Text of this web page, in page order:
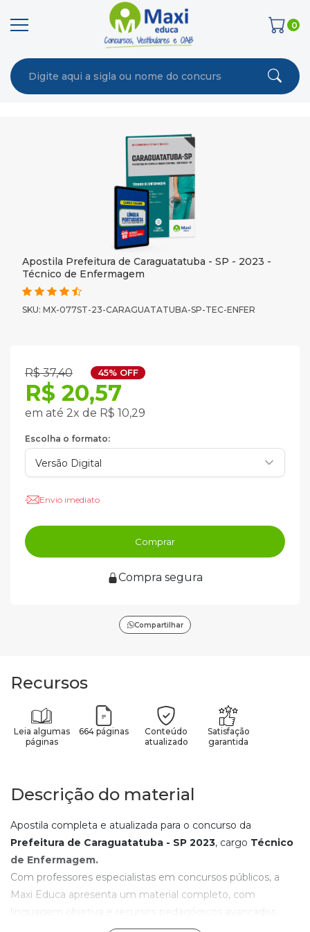
0
Apostila Prefeitura de Caraguatatuba - SP - 2023 -
Técnico de Enfermagem
SKU: MX-077ST-23-CARAGUATATUBA-SP-TEC-ENFER
R$ 37,40 45% OFF
R$ 20,57
em até 2x de R$ 10,29
Escolha o formato:
Envio imediato
Comprar
Compra segura
Compartilhar
Recursos
Leia algumas
páginas
664 páginas
Conteúdo
atualizado
Satisfação
garantida
Descrição do material
Apostila completa e atualizada para o concurso da
Prefeitura de Caraguatatuba - SP 2023, cargo Técnico
de Enfermagem.
Com professores especialistas em concursos públicos, a
Maxi Educa apresenta um material completo, com
linguagem objetiva e recursos pedagógicos avançados.
Com os elementos de aprendizagem contidos nesta